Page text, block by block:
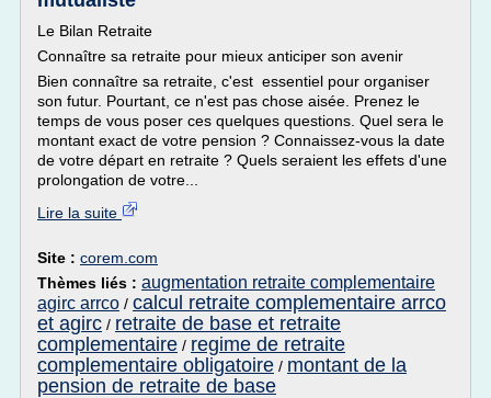
Le Bilan Retraite
Connaître sa retraite pour mieux anticiper son avenir
Bien connaître sa retraite, c'est essentiel pour organiser
son futur. Pourtant, ce n'est pas chose aisée. Prenez le
temps de vous poser ces quelques questions. Quel sera le
montant exact de votre pension ? Connaissez-vous la date
de votre départ en retraite ? Quels seraient les effets d'une
prolongation de votre...
Lire la suite
Site : corem.com
Thèmes liés : augmentation retraite complementaire
agirc arrco / calcul retraite complementaire arrco
et agirc / retraite de base et retraite
complementaire / regime de retraite
complementaire obligatoire / montant de la
pension de retraite de base